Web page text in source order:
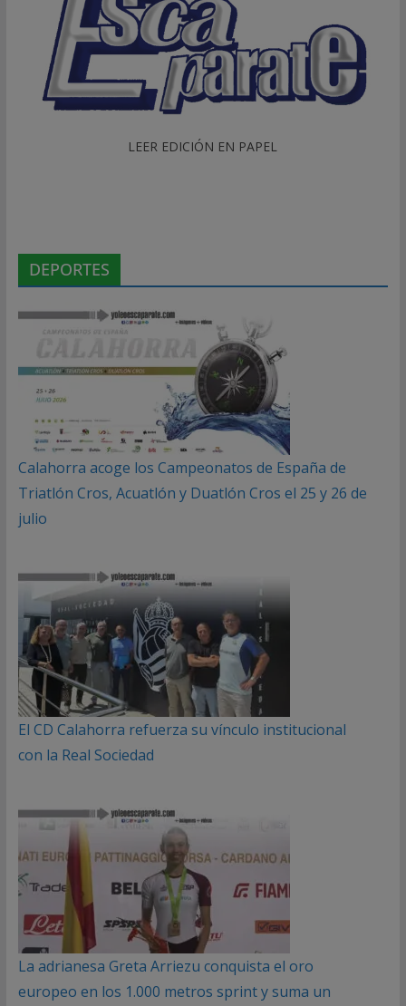
LEER EDICIÓN EN PAPEL
DEPORTES
Calahorra acoge los Campeonatos de España de
Triatlón Cros, Acuatlón y Duatlón Cros el 25 y 26 de
julio
El CD Calahorra refuerza su vínculo institucional
con la Real Sociedad
La adrianesa Greta Arriezu conquista el oro
europeo en los 1.000 metros sprint y suma un